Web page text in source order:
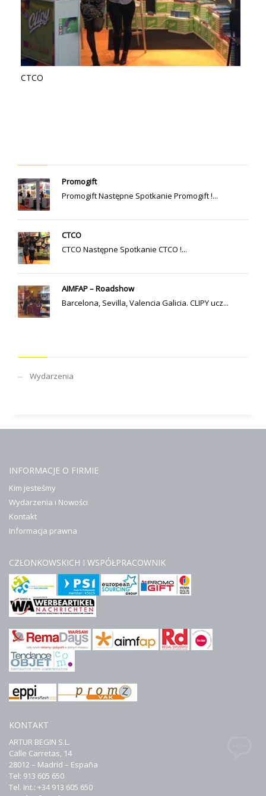
CTCO
Promogift
Promogift Następne Spotkanie Promogift !...
CTCO
CTCO Następne Spotkanie CTCO !...
AIMFAP – Roadshow
Barcelona, Sevilla, Valencia Galicia. CLIPY ucz...
Wydarzenia
INFORMACJE O FIRMIE
Kim jesteśmy
Wydarzenia i Nowości
Kontakt
Informacja prawna
CZŁONKOWSKICH I WSPÓŁPRACOWNIK
KONTAKT
ARTUR BEGIN S.L.
Calle Carretas, 14
28012 – Madrid – España
Tel: 913 605 650
Tel. Int.: +34 913 605 650